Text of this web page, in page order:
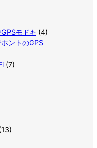
モドキ (4)
ントのGPS
(7)
(13)